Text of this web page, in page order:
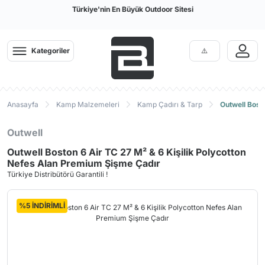
Türkiye'nin En Büyük Outdoor Sitesi
Kategoriler
Anasayfa Kamp Malzemeleri Kamp Çadırı & Tarp Outwell
Outwell
Outwell Boston 6 Air TC 27 M² & 6 Kişilik Polycotton
Nefes Alan Premium Şişme Çadır
Türkiye Distribütörü Garantili !
%5 İNDİRİMLİ